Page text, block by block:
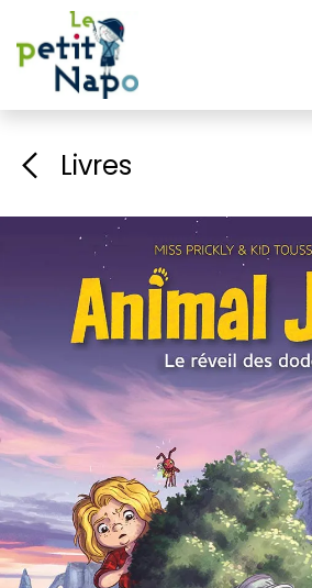
Se rendre au contenu
Livres